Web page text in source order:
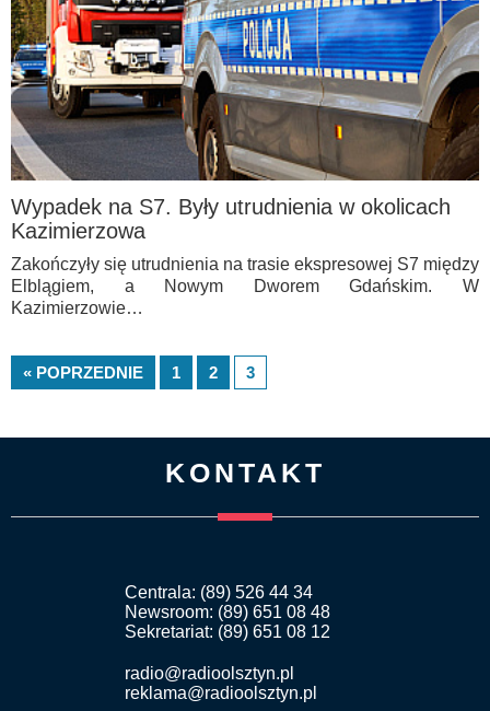
Wypadek na S7. Były utrudnienia w okolicach
Kazimierzowa
Zakończyły się utrudnienia na trasie ekspresowej S7 między
Elblągiem, a Nowym Dworem Gdańskim. W
Kazimierzowie…
« POPRZEDNIE 1 2 3
KONTAKT
Centrala: (89) 526 44 34
Newsroom: (89) 651 08 48
Sekretariat: (89) 651 08 12
radio@radioolsztyn.pl
reklama@radioolsztyn.pl